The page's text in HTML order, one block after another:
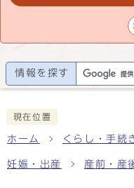
情報を探す
現在位置
ホーム くらし・手続
妊娠・出産 産前・産